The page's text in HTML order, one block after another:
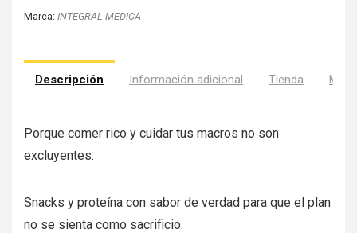
Marca: INTEGRAL MEDICA
Descripción Información adicional Tienda Más
Porque comer rico y cuidar tus macros no son
excluyentes.
Snacks y proteína con sabor de verdad para que el plan
no se sienta como sacrificio.